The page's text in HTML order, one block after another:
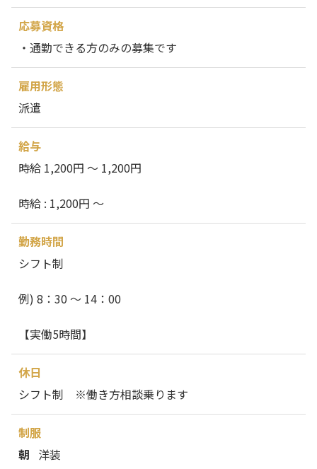
応募資格
・通勤できる方のみの募集です
雇用形態
派遣
給与
時給 1,200円 ～ 1,200円
時給 : 1,200円 ～
勤務時間
シフト制
例) 8：30 ～ 14：00
【実働5時間】
休日
シフト制 ※働き方相談乗ります
制服
朝 洋装